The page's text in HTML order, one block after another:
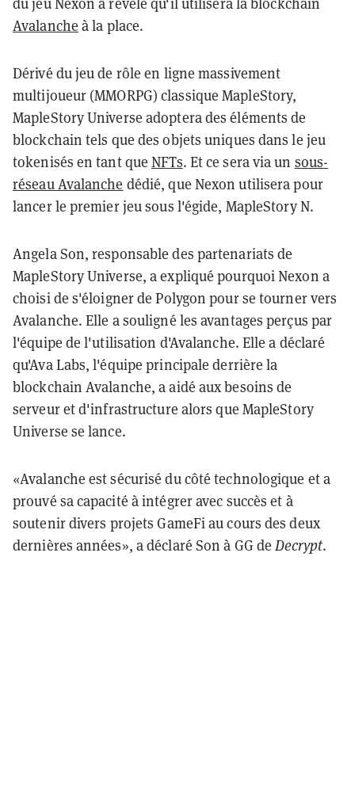
Avalanche à la place.
Dérivé du jeu de rôle en ligne massivement
multijoueur (MMORPG) classique MapleStory,
MapleStory Universe adoptera des éléments de
blockchain tels que des objets uniques dans le jeu
tokenisés en tant queNFTs. Et ce sera via un sous-
réseau Avalanche dédié, que Nexon utilisera pour
lancer le premier jeu sous l'égide, MapleStory N.
Angela Son, responsable des partenariats de
MapleStory Universe, a expliqué pourquoi Nexon a
choisi de s'éloigner de Polygon pour se tourner vers
Avalanche. Elle a souligné les avantages perçus par
l'équipe de l'utilisation d'Avalanche. Elle a déclaré
qu'Ava Labs, l'équipe principale derrière la
blockchain Avalanche, a aidé aux besoins de
serveur et d'infrastructure alors que MapleStory
Universe se lance.
«Avalanche est sécurisé du côté technologique et a
prouvé sa capacité à intégrer avec succès et à
soutenir divers projets GameFi au cours des deux
dernières années», a déclaré Son à GG deDecrypt.